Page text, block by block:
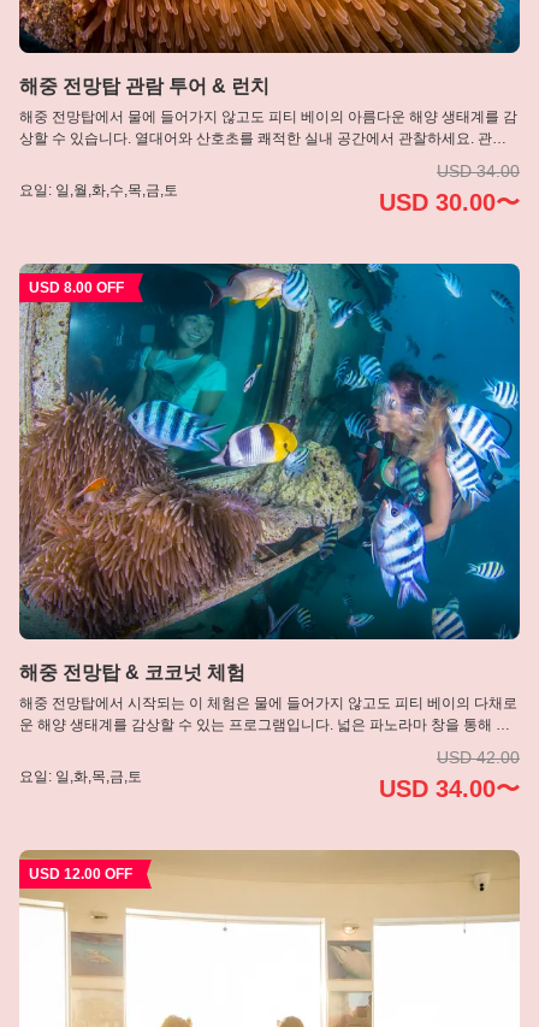
简体中文
해중 전망탑 관람 투어 & 런치
해중 전망탑에서 물에 들어가지 않고도 피티 베이의 아름다운 해양 생태계를 감
상할 수 있습니다. 열대어와 산호초를 쾌적한 실내 공간에서 관찰하세요. 관람
습니다.
요일: 일,월,화,수,목,금,토
USD 34.00
USD 30.00〜
USD 8.00 OFF
해중 전망탑 & 코코넛 체험
해중 전망탑에서 시작되는 이 체험은 물에 들어가지 않고도 피티 베이의 다채로
운 해양 생태계를 감상할 수 있는 프로그램입니다. 넓은 파노라마 창을 통해 산
체험을 진행하며, 코코넛을 여는 방법과 활용법을 배우고 신선한 코코넛 워터와
요일: 일,화,목,금,토
USD 42.00
USD 34.00〜
USD 12.00 OFF